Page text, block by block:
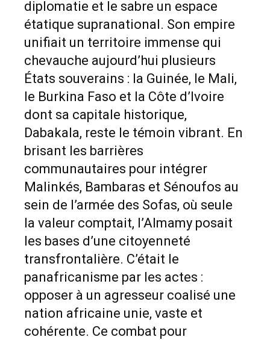
diplomatie et le sabre un espace
étatique supranational. Son empire
unifiait un territoire immense qui
chevauche aujourd’hui plusieurs
États souverains : la Guinée, le Mali,
le Burkina Faso et la Côte d’Ivoire
dont sa capitale historique,
Dabakala, reste le témoin vibrant. En
brisant les barrières
communautaires pour intégrer
Malinkés, Bambaras et Sénoufos au
sein de l’armée des Sofas, où seule
la valeur comptait, l’Almamy posait
les bases d’une citoyenneté
transfrontalière. C’était le
panafricanisme par les actes :
opposer à un agresseur coalisé une
nation africaine unie, vaste et
cohérente. Ce combat pour